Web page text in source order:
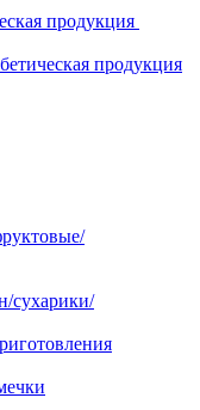
продукция
продукция
сухарики/